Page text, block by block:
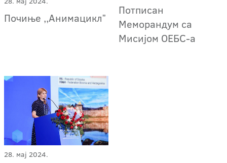
Почиње ,,Анимациклˮ
Потписан
Меморандум са
Мисијом ОЕБС-а
28. мај 2024.